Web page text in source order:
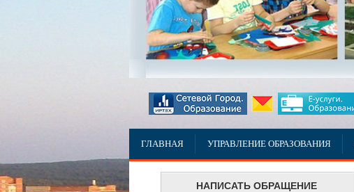
ГЛАВНАЯ УПРАВЛЕНИЕ ОБРАЗОВАНИЯ
НАПИСАТЬ ОБРАЩЕНИЕ